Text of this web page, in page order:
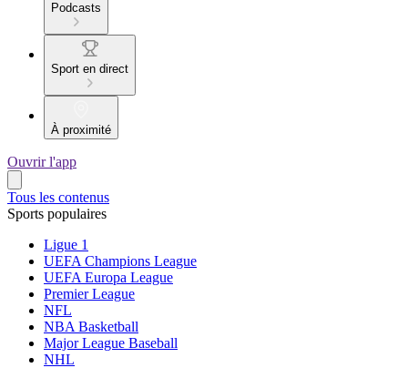
Podcasts
Sport en direct
À proximité
Ouvrir l'app
Tous les contenus
Sports populaires
Ligue 1
UEFA Champions League
UEFA Europa League
Premier League
NFL
NBA Basketball
Major League Baseball
NHL